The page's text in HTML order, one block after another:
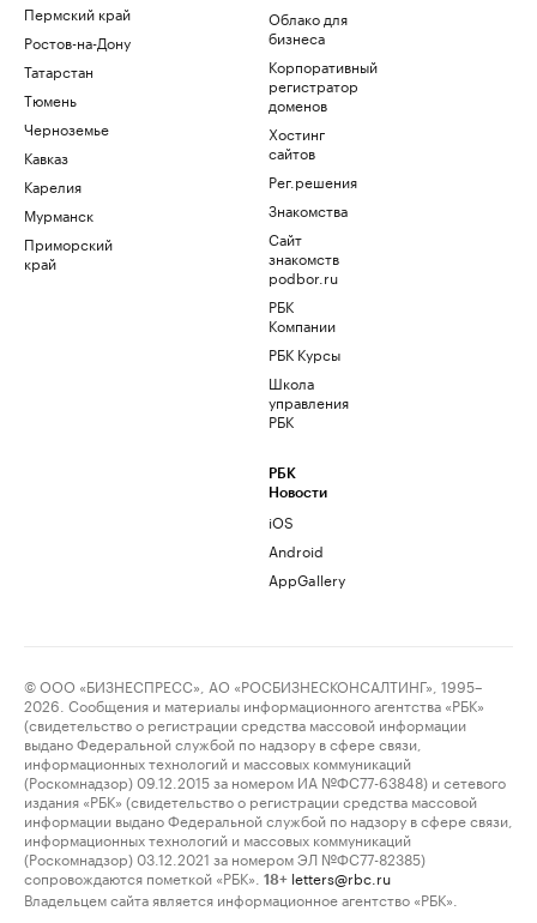
Пермский край
Ростов-на-Дону
Татарстан
Тюмень
Черноземье
Кавказ
Карелия
Мурманск
Приморский
край
Облако для
бизнеса
Корпоративный
регистратор
доменов
Хостинг
сайтов
Рег.решения
Знакомства
Сайт
знакомств
podbor.ru
РБК
Компании
РБК Курсы
Школа
управления
РБК
РБК
Новости
iOS
Android
AppGallery
© ООО «БИЗНЕСПРЕСС», АО «РОСБИЗНЕСКОНСАЛТИНГ», 1995–
2026. Сообщения и материалы информационного агентства «РБК»
(свидетельство о регистрации средства массовой информации
выдано Федеральной службой по надзору в сфере связи,
информационных технологий и массовых коммуникаций
(Роскомнадзор) 09.12.2015 за номером ИА №ФС77-63848) и сетевого
издания «РБК» (свидетельство о регистрации средства массовой
информации выдано Федеральной службой по надзору в сфере связи,
информационных технологий и массовых коммуникаций
(Роскомнадзор) 03.12.2021 за номером ЭЛ №ФС77-82385)
сопровождаются пометкой «РБК».
18+ letters@rbc.ru
Владельцем сайта является информационное агентство «РБК».